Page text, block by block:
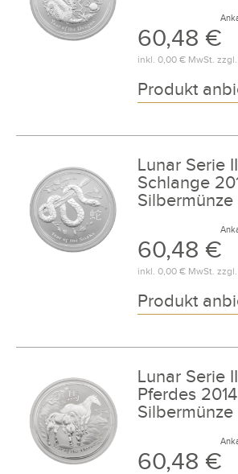
60,48 €
inkl. 0,00 €MwSt. zzgl.
Produkt
Lunar Serie
Schlange
Silbermünze
60,48 €
inkl. 0,00 €MwSt. zzgl.
Produkt
Lunar Serie
Pferdes
Silbermünze
60,48 €